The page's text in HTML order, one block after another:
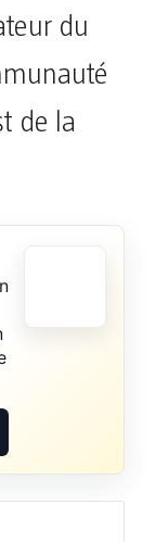
du
de la